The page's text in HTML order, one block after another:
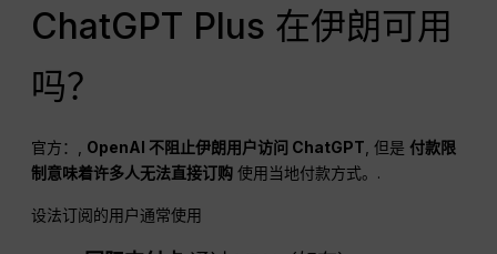
ChatGPT Plus 在伊朗可用
吗？
官方：, OpenAI 不阻止伊朗用户访问 ChatGPT, 但是付款限
制意味着许多人无法直接订购 使用当地付款方式。.
设法订阅的用户通常使用